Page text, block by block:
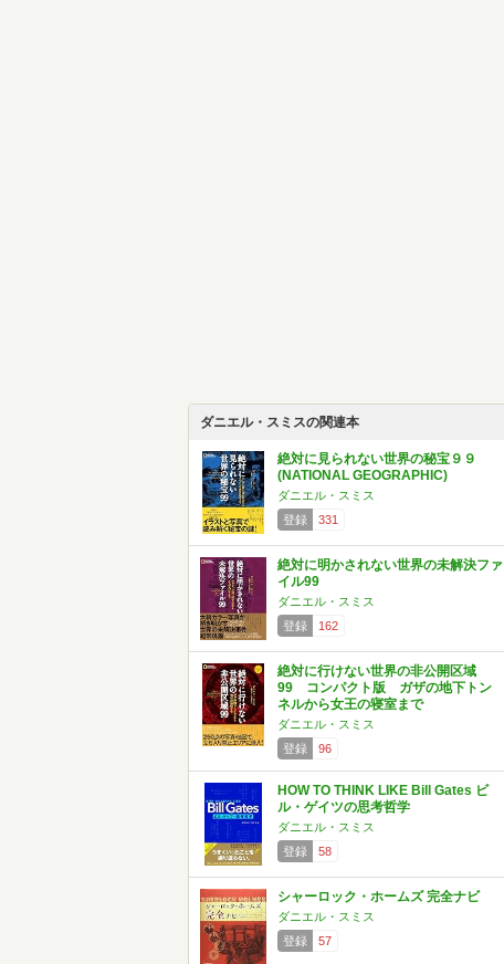
ダニエル・スミスの関連本
絶対に見られない世界の秘宝９９
(NATIONAL GEOGRAPHIC)
ダニエル・スミス
登録
331
絶対に明かされない世界の未解決ファ
イル99
ダニエル・スミス
登録
162
絶対に行けない世界の非公開区域
99 コンパクト版 ガザの地下トン
ネルから女王の寝室まで
ダニエル・スミス
登録
96
HOW TO THINK LIKE Bill Gates ビ
ル・ゲイツの思考哲学
ダニエル・スミス
登録
58
シャーロック・ホームズ 完全ナビ
ダニエル・スミス
登録
57